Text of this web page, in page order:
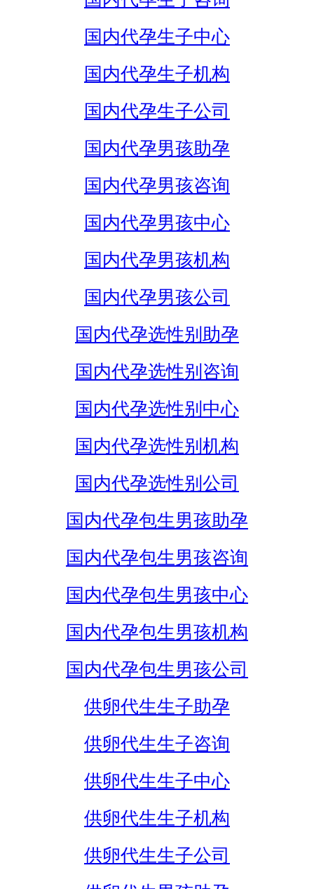
国内代孕生子中心
国内代孕生子机构
国内代孕生子公司
国内代孕男孩助孕
国内代孕男孩咨询
国内代孕男孩中心
国内代孕男孩机构
国内代孕男孩公司
国内代孕选性别助孕
国内代孕选性别咨询
国内代孕选性别中心
国内代孕选性别机构
国内代孕选性别公司
国内代孕包生男孩助孕
国内代孕包生男孩咨询
国内代孕包生男孩中心
国内代孕包生男孩机构
国内代孕包生男孩公司
供卵代生生子助孕
供卵代生生子咨询
供卵代生生子中心
供卵代生生子机构
供卵代生生子公司